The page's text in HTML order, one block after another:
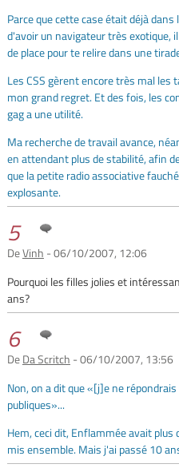
Parce que cette case était déjà
d'avoir un navigateur très exotique,
de place pour te relire dans une
Les CSS gèrent encore très mal
mon grand regret. Et des fois, les
gag a une utilité.
Ma recherche de travail avance,
en attendant plus de stabilité, afin
que la petite radio associative
explosante.
5
DeVinh - 06/10/2007, 12:06
Pourquoi les filles jolies et
ans?
6
DeDa Scritch - 06/10/2007, 13:56
Non, on a dit que «[j]e ne
publiques»...
Hem, ceci dit, Enflammée avait
mis ensemble. Mais j'ai passé 10